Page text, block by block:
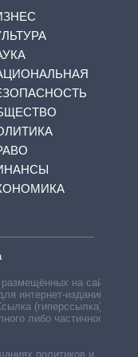
на сайте,
интернет-изданий —
(гиперссылка)
либо частичного
политиков и